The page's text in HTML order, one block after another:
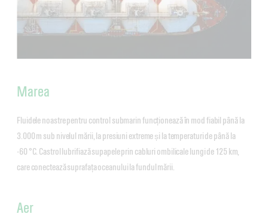
Marea
Fluidele noastre pentru control submarin funcționează în mod fiabil până la
3.000 m sub nivelul mării, la presiuni extreme și la temperaturi de până la
-60 °C. Castrol lubrifiază supapele prin cabluri ombilicale lungi de 125 km,
care conectează suprafața oceanului la fundul mării.
Aer